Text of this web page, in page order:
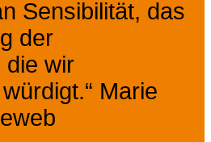
Sensibilität, das
der
die wir
Marie